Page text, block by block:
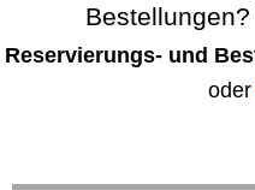
Reservierungs- und
oder